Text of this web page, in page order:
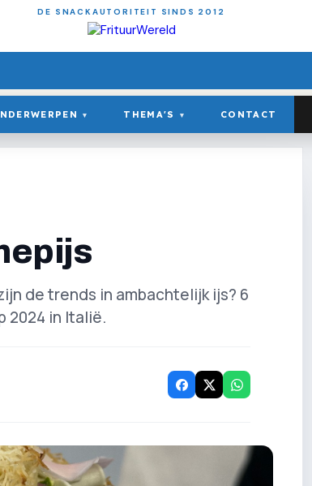
DE SNACKAUTORITEIT SINDS 2012
▾ THEMA'S ▾ CONTACT
de trends in ambachtelijk ijs? 6
2024 in Italië.